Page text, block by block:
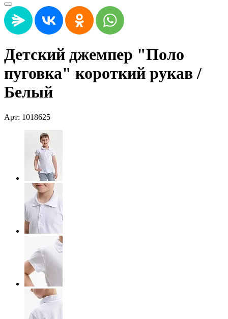
Детский джемпер "Поло
пуговка" короткий рукав /
Белый
Арт: 1018625